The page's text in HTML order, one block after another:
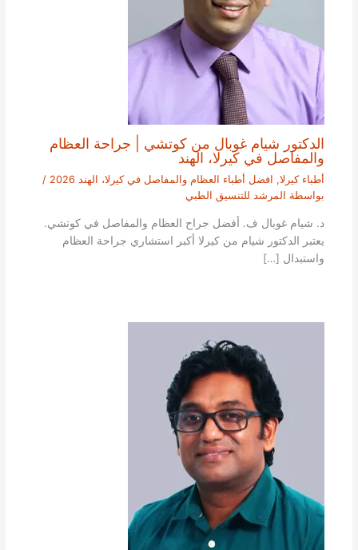
الدكتور شيام غوبال من كوتشي | جراحة العظام
والمفاصل في كيرلا، الهند
أطباء كيرلا, افضل أطباء العظام والمفاصل في كيرلا، الهند 2026
/
بواسطة المرشد للتنسيق الطبي
د. شيام غوبال ف. أفضل جراح العظام والمفاصل في كوتشي.
يعتبر الدكتور شيام من كيرلا أكبر استشاري جراحة العظام
واستبدال […]